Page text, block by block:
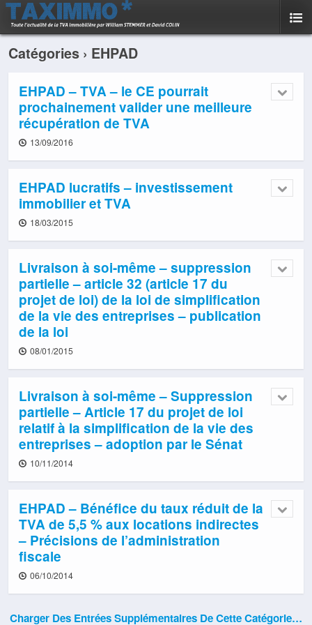
Catégories › EHPAD
EHPAD – TVA – le CE pourrait
prochainement valider une meilleure
récupération de TVA
13/09/2016
EHPAD lucratifs – investissement
immobilier et TVA
18/03/2015
Livraison à soi-même – suppression
partielle – article 32 (article 17 du
projet de loi) de la loi de simplification
de la vie des entreprises – publication
de la loi
08/01/2015
Livraison à soi-même – Suppression
partielle – Article 17 du projet de loi
relatif à la simplification de la vie des
entreprises – adoption par le Sénat
10/11/2014
EHPAD – Bénéfice du taux réduit de la
TVA de 5,5 % aux locations indirectes
– Précisions de l’administration
fiscale
06/10/2014
Charger Des Entrées Supplémentaires De Cette Catégorie…